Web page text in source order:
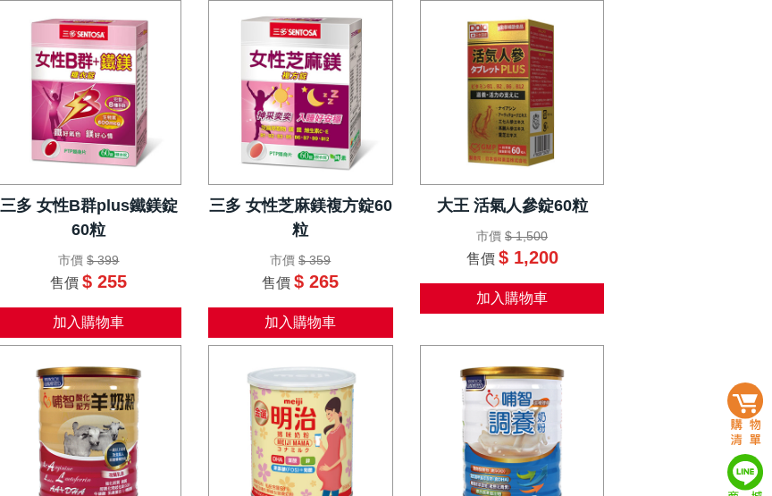
三多 女性B群plus鐵鎂錠
60粒
市價 $ 399
售價 $ 255
加入購物車
三多 女性芝麻鎂複方錠60
粒
市價 $ 359
售價 $ 265
加入購物車
大王 活氣人參錠60粒
市價 $ 1,500
售價 $ 1,200
加入購物車